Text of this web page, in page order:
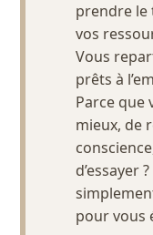
prendre le
vos
Vous
prêts à
Parce que
mieux, de
d’essayer
pour vous